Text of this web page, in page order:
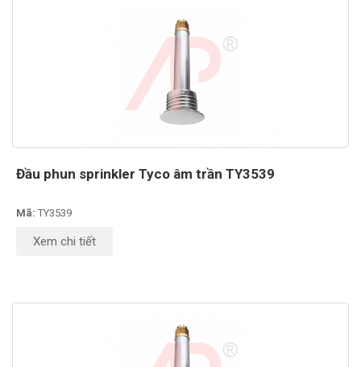
Đầu phun sprinkler Tyco âm trần TY3539
Mã: TY3539
Xem chi tiết